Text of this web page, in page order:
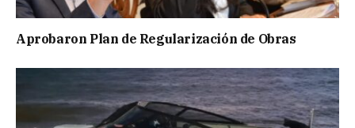
Aprobaron Plan de Regularización de Obras